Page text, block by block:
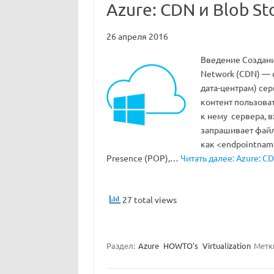
Azure: CDN и Blob
26 апреля 2016
Введение
Network (CDN) —
дата-центрам)
контент
к нему сервера,
запрашивает
как
Presence (POP),… Читать далее: Azure:
27 total views
Раздел: Azure HOWTO's Virtualization